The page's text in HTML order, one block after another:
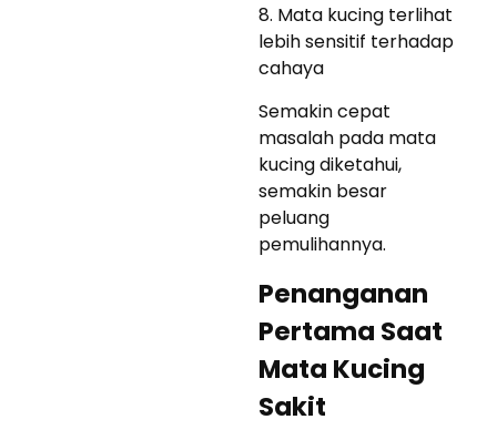
8. Mata kucing terlihat
lebih sensitif terhadap
cahaya
Semakin cepat
masalah pada mata
kucing diketahui,
semakin besar
peluang
pemulihannya.
Penanganan
Pertama Saat
Mata Kucing
Sakit